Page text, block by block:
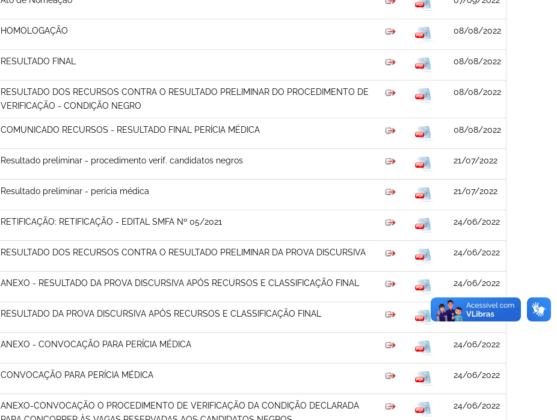
HOMOLOGAÇÃO 08/08/2022
RESULTADO FINAL 08/08/2022
RESULTADO DOS RECURSOS CONTRA O RESULTADO PRELIMINAR DO PROCEDIMENTO DE
VERIFICAÇÃO - CONDIÇÃO NEGRO
08/08/2022
COMUNICADO RECURSOS - RESULTADO FINAL PERÍCIA MÉDICA 08/08/2022
Resultado preliminar - procedimento verif. candidatos negros 21/07/2022
Resultado preliminar - perícia médica 21/07/2022
RETIFICAÇÃO: RETIFICAÇÃO - EDITAL SMFA Nº 05/2021 24/06/2022
RESULTADO DOS RECURSOS CONTRA O RESULTADO PRELIMINAR DA PROVA DISCURSIVA 24/06/2022
ANEXO - RESULTADO DA PROVA DISCURSIVA APÓS RECURSOS E CLASSIFICAÇÃO FINAL 24/06/2022
RESULTADO DA PROVA DISCURSIVA APÓS RECURSOS E CLASSIFICAÇÃO FINAL 24/06/2022
ANEXO - CONVOCAÇÃO PARA PERÍCIA MÉDICA 24/06/2022
CONVOCAÇÃO PARA PERÍCIA MÉDICA 24/06/2022
ANEXO-CONVOCAÇÃO O PROCEDIMENTO DE VERIFICAÇÃO DA CONDIÇÃO DECLARADA
24/06/2022